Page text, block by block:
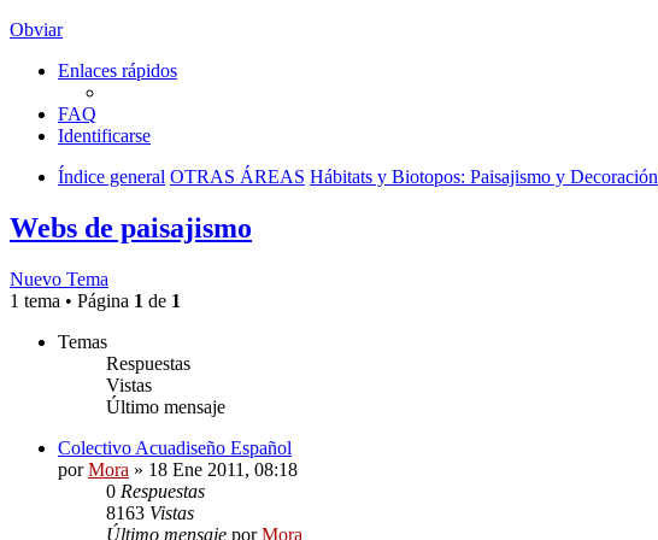
Obviar
Enlaces rápidos
FAQ
Identificarse
Índice general OTRAS ÁREAS Hábitats y Biotopos: Paisajismo y Decoración
Webs de paisajismo
Nuevo Tema
1 tema • Página 1 de 1
Temas
Respuestas
Vistas
Último mensaje
Colectivo Acuadiseño Español
porMora » 18 Ene 2011, 08:18
0 Respuestas
8163 Vistas
Último mensaje porMora